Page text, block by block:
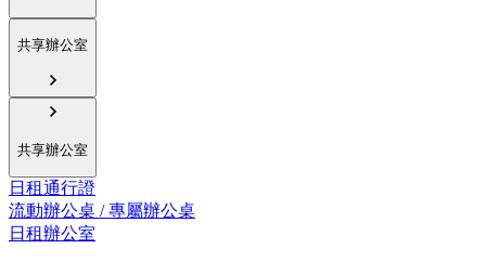
共享辦公室
共享辦公室
日租通行證
流動辦公桌 / 專屬辦公桌
日租辦公室